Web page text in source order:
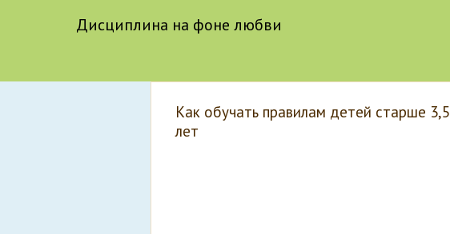
Дисциплина на фоне любви
Как обучать правилам детей старше 3,5
лет